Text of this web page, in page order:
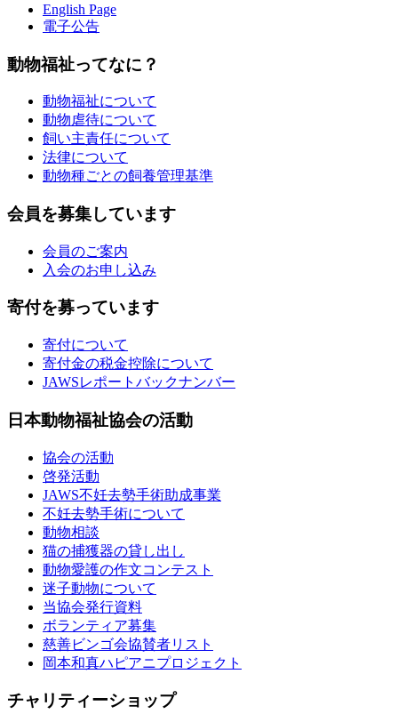
English Page
電子公告
動物福祉ってなに？
動物福祉について
動物虐待について
飼い主責任について
法律について
動物種ごとの飼養管理基準
会員を募集しています
会員のご案内
入会のお申し込み
寄付を募っています
寄付について
寄付金の税金控除について
JAWSレポートバックナンバー
日本動物福祉協会の活動
協会の活動
啓発活動
JAWS不妊去勢手術助成事業
不妊去勢手術について
動物相談
猫の捕獲器の貸し出し
動物愛護の作文コンテスト
迷子動物について
当協会発行資料
ボランティア募集
慈善ビンゴ会協賛者リスト
岡本和真ハピアニプロジェクト
チャリティーショップ